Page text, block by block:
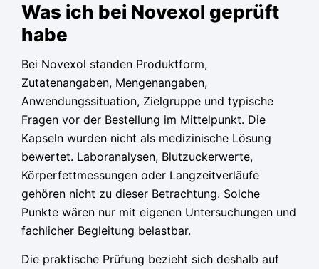
Was ich bei Novexol geprüft
habe
Bei Novexol standen Produktform,
Zutatenangaben, Mengenangaben,
Anwendungssituation, Zielgruppe und typische
Fragen vor der Bestellung im Mittelpunkt. Die
Kapseln wurden nicht als medizinische Lösung
bewertet. Laboranalysen, Blutzuckerwerte,
Körperfettmessungen oder Langzeitverläufe
gehören nicht zu dieser Betrachtung. Solche
Punkte wären nur mit eigenen Untersuchungen und
fachlicher Begleitung belastbar.
Die praktische Prüfung bezieht sich deshalb auf